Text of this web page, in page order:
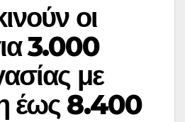
οι
3.000
με
έως 8.400